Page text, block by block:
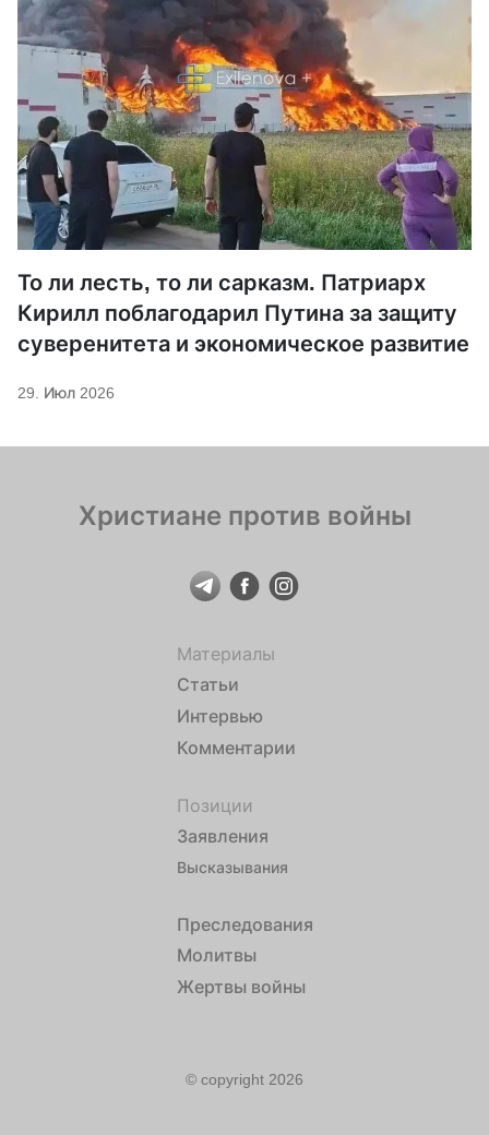
То ли лесть, то ли сарказм. Патриарх
Кирилл поблагодарил Путина за защиту
суверенитета и экономическое развитие
29. Июл 2026
Христиане против войны
Материалы
Статьи
Интервью
Комментарии
Позиции
Заявления
Высказывания
Преследования
Молитвы
Жертвы войны
© copyright 2026